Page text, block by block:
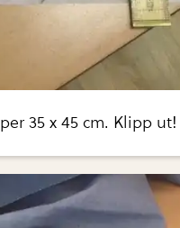
35 x 45 cm. Klipp ut!